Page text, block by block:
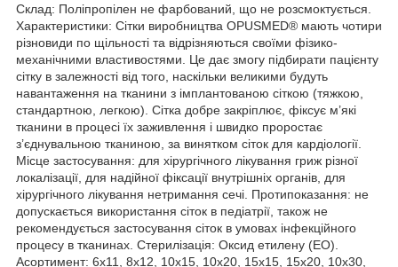
Склад: Поліпропілен не фарбований, що не розсмоктується.
Характеристики: Сітки виробництва OPUSMED® мають чотири
різновиди по щільності та відрізняються своїми фізико-
механічними властивостями. Це дає змогу підбирати пацієнту
сітку в залежності від того, наскільки великими будуть
навантаження на тканини з імплантованою сіткою (тяжкою,
стандартною, легкою). Сітка добре закріплює, фіксує м’які
тканини в процесі їх заживлення і швидко проростає
з’єднувальною тканиною, за винятком сіток для кардіології.
Місце застосування: для хірургічного лікування гриж різної
локалізації, для надійної фіксації внутрішніх органів, для
хірургічного лікування нетримання сечі. Протипоказання: не
допускається використання сіток в педіатрії, також не
рекомендується застосування сіток в умовах інфекційного
процесу в тканинах. Стерилізація: Оксид етилену (ЕО).
Асортимент: 6х11, 8х12, 10х15, 10х20, 15х15, 15х20, 10х30,